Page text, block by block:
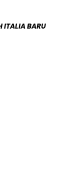
ITALIA BARU